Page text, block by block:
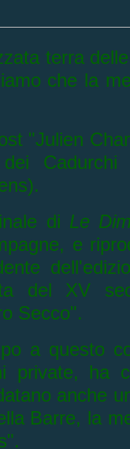
terra
che la
"Julien
Cadurchi
di Le
e
del XV
Secco".
a questo
private, ha
anche
Barre, la